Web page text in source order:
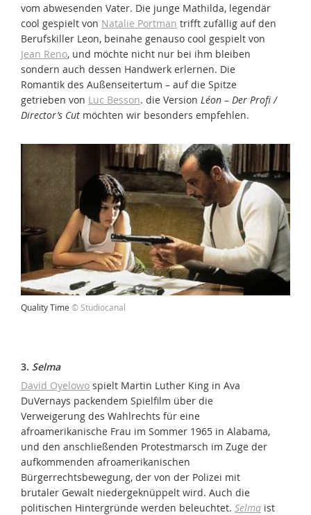
vom abwesenden Vater. Die junge Mathilda, legendär
cool gespielt von Natalie Portman trifft zufällig auf den
Berufskiller Leon, beinahe genauso cool gespielt von
Jean Reno, und möchte nicht nur bei ihm bleiben
sondern auch dessen Handwerk erlernen. Die
Romantik des Außenseitertum – auf die Spitze
getrieben von Luc Besson. die Version Léon – Der Profi /
Director’s Cut möchten wir besonders empfehlen.
Quality Time © Studiocanal
3. Selma
David Oyelowo spielt Martin Luther King in Ava
DuVernays packendem Spielfilm über die
Verweigerung des Wahlrechts für eine
afroamerikanische Frau im Sommer 1965 in Alabama,
und den anschließenden Protestmarsch im Zuge der
aufkommenden afroamerikanischen
Bürgerrechtsbewegung, der von der Polizei mit
brutaler Gewalt niedergeknüppelt wird. Auch die
politischen Hintergründe werden beleuchtet. Selma ist